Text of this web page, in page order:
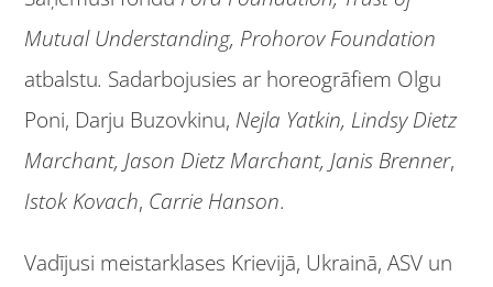
Mutual Understanding, Prohorov Foundation
atbalstu. Sadarbojusies ar horeogrāfiem Olgu
Poni, Darju Buzovkinu, Nejla Yatkin, Lindsy Dietz
Marchant, Jason Dietz Marchant, Janis Brenner,
Istok Kovach, Carrie Hanson.
Vadījusi meistarklases Krievijā, Ukrainā, ASV un